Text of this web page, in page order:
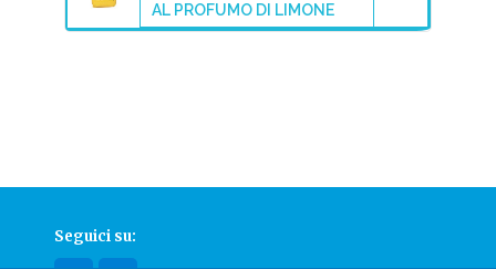
AL PROFUMO DI LIMONE
Seguici su: